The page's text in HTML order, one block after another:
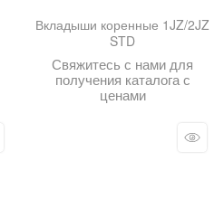
Вкладыши коренные 1JZ/2JZ
STD
Свяжитесь с нами для
получения каталога с
ценами